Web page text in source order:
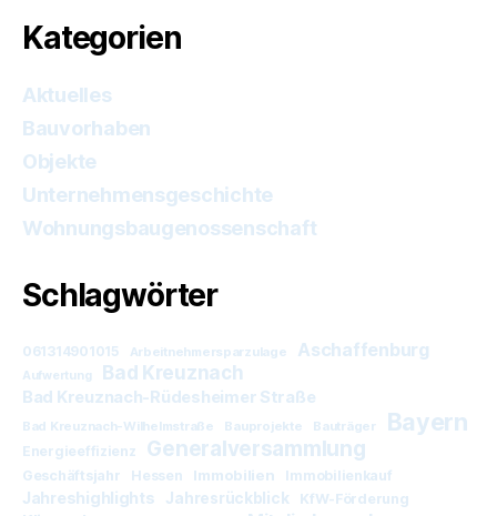
Kategorien
Aktuelles
Bauvorhaben
Objekte
Unternehmensgeschichte
Wohnungsbaugenossenschaft
Schlagwörter
061314901015 Arbeitnehmersparzulage Aschaffenburg
Aufwertung Bad Kreuznach
Bad Kreuznach-Rüdesheimer Straße
Bad Kreuznach-Wilhelmstraße Bauprojekte Bauträger Bayern
Energieeffizienz Generalversammlung
Geschäftsjahr Hessen Immobilien Immobilienkauf
Jahreshighlights Jahresrückblick KfW-Förderung